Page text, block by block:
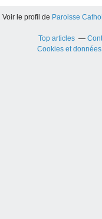
Voir le profil de Paroisse
Top articles
Cookies et